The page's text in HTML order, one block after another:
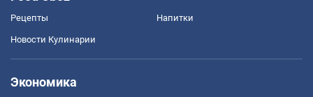
Рецепты Напитки
Новости Кулинарии
Экономика